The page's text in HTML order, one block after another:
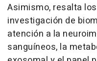
Asimismo, resalta
investigación de
atención a la
sanguíneos, la